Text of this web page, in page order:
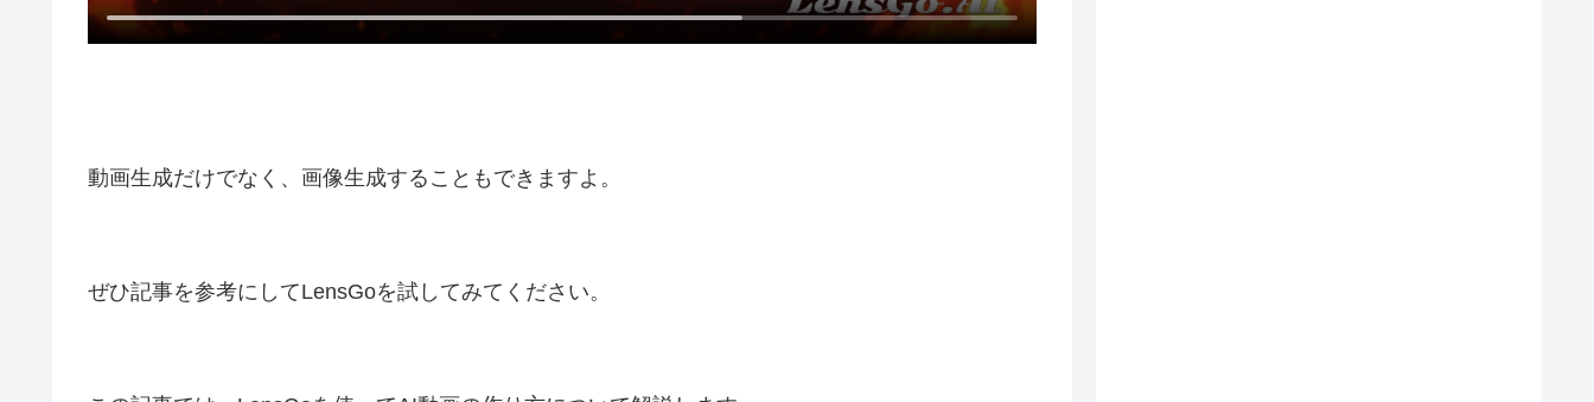
動画生成だけでなく、画像生成することもできますよ。
ぜひ記事を参考にしてLensGoを試してみてください。